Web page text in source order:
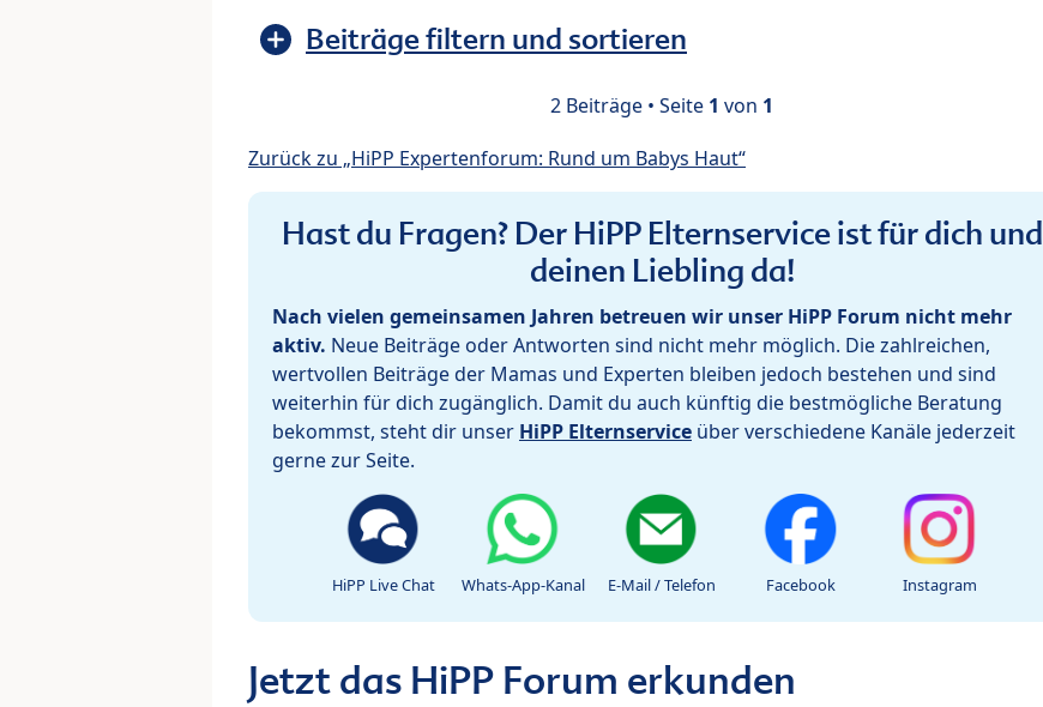
Beiträge filtern und sortieren
2 Beiträge • Seite 1 von 1
Zurück zu „HiPP Expertenforum: Rund um Babys Haut“
Hast du Fragen? Der HiPP Elternservice ist für dich und
deinen Liebling da!
Nach vielen gemeinsamen Jahren betreuen wir unser HiPP Forum nicht mehr
aktiv. Neue Beiträge oder Antworten sind nicht mehr möglich. Die zahlreichen,
wertvollen Beiträge der Mamas und Experten bleiben jedoch bestehen und sind
weiterhin für dich zugänglich. Damit du auch künftig die bestmögliche Beratung
bekommst, steht dir unser HiPP Elternservice über verschiedene Kanäle jederzeit
gerne zur Seite.
HiPP Live Chat Whats-App-Kanal E-Mail / Telefon Facebook Instagram
Jetzt das HiPP Forum erkunden